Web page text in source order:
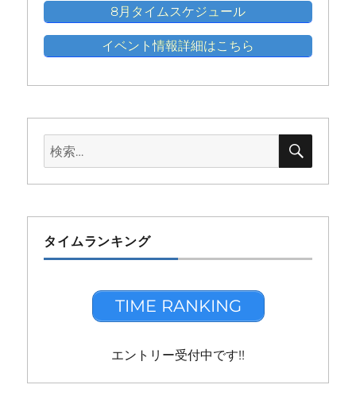
8月タイムスケジュール
イベント情報詳細はこちら
検
索:
検
タイムランキング
TIME RANKING
エントリー受付中です!!